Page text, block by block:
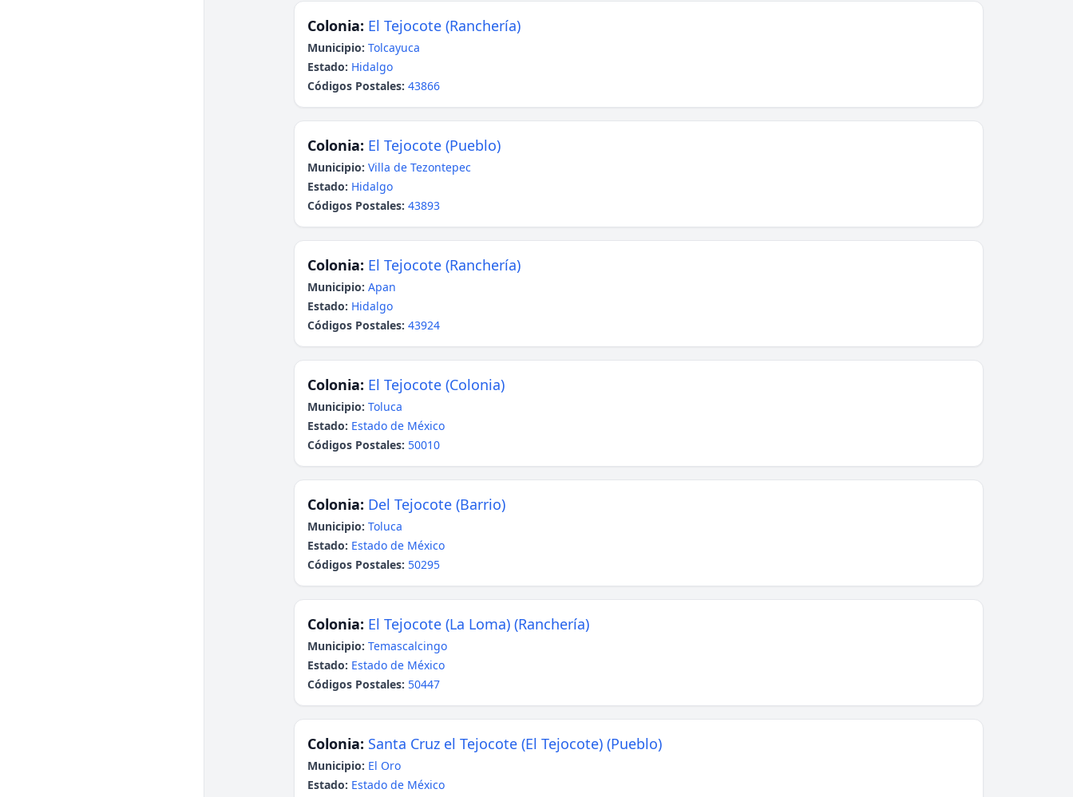
Colonia: El Tejocote (Ranchería)
Municipio: Tolcayuca
Estado: Hidalgo
Códigos Postales: 43866
Colonia: El Tejocote (Pueblo)
Municipio: Villa de Tezontepec
Estado: Hidalgo
Códigos Postales: 43893
Colonia: El Tejocote (Ranchería)
Municipio: Apan
Estado: Hidalgo
Códigos Postales: 43924
Colonia: El Tejocote (Colonia)
Municipio: Toluca
Estado: Estado de México
Códigos Postales: 50010
Colonia: Del Tejocote (Barrio)
Municipio: Toluca
Estado: Estado de México
Códigos Postales: 50295
Colonia: El Tejocote (La Loma) (Ranchería)
Municipio: Temascalcingo
Estado: Estado de México
Códigos Postales: 50447
Colonia: Santa Cruz el Tejocote (El Tejocote) (Pueblo)
Municipio: El Oro
Estado: Estado de México